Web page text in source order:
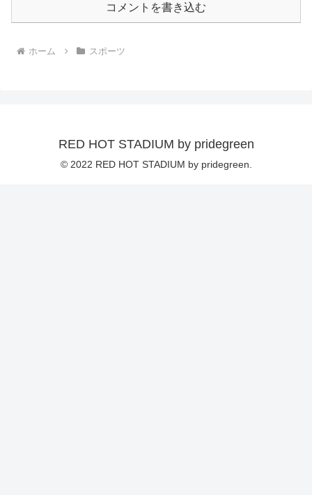
コメントを書き込む
ホーム スポーツ
RED HOT STADIUM by pridegreen
© 2022 RED HOT STADIUM by pridegreen.